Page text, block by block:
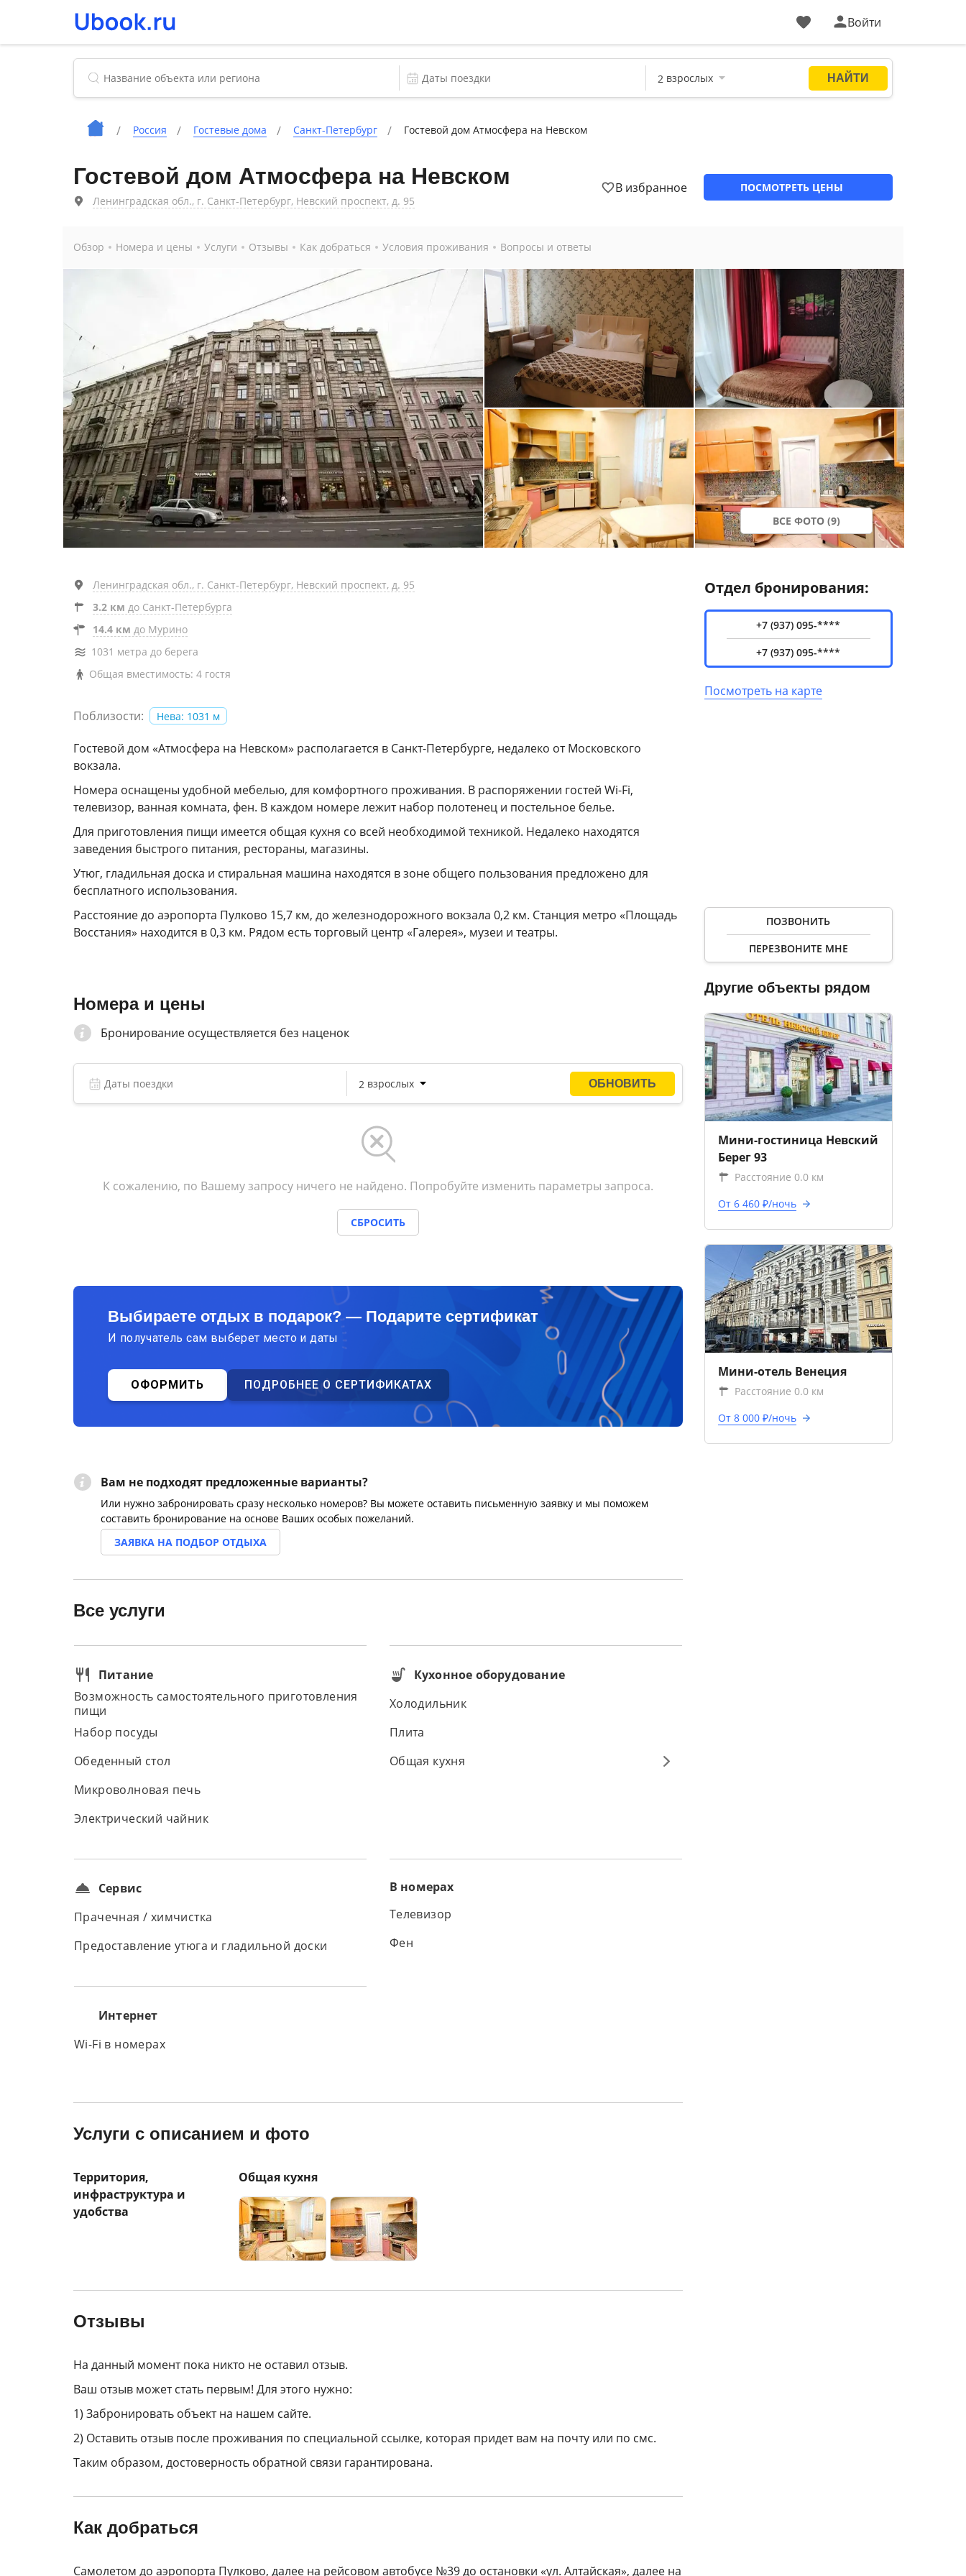
Войти
Россия Гостевые дома Санкт-Петербург Гостевой дом Атмосфера на Невском
Гостевой дом Атмосфера на Невском
Ленинградская обл., г. Санкт-Петербург, Невский проспект, д. 95
В избранное ПОСМОТРЕТЬ ЦЕНЫ
Обзор Номера и цены Услуги Отзывы Как добраться Условия проживания Вопросы и ответы
ВСЕ ФОТО (9)
Ленинградская обл., г. Санкт-Петербург, Невский проспект, д. 95
3.2 км до Санкт-Петербурга
14.4 км до Мурино
1031 метра до берега
Общая вместимость: 4 гостя
Поблизости: Нева: 1031 м
Гостевой дом «Атмосфера на Невском» располагается в Санкт-Петербурге, недалеко от Московского
вокзала.
Номера оснащены удобной мебелью, для комфортного проживания. В распоряжении гостей Wi-Fi,
телевизор, ванная комната, фен. В каждом номере лежит набор полотенец и постельное белье.
Для приготовления пищи имеется общая кухня со всей необходимой техникой. Недалеко находятся
заведения быстрого питания, рестораны, магазины.
Утюг, гладильная доска и стиральная машина находятся в зоне общего пользования предложено для
бесплатного использования.
Расстояние до аэропорта Пулково 15,7 км, до железнодорожного вокзала 0,2 км. Станция метро «Площадь
Восстания» находится в 0,3 км. Рядом есть торговый центр «Галерея», музеи и театры.
Номера и цены
Бронирование осуществляется без наценок
К сожалению, по Вашему запросу ничего не найдено. Попробуйте изменить параметры запроса.
СБРОСИТЬ
Выбираете отдых в подарок? — Подарите сертификат
И получатель сам выберет место и даты
ОФОРМИТЬ ПОДРОБНЕЕ О СЕРТИФИКАТАХ
Вам не подходят предложенные варианты?
Или нужно забронировать сразу несколько номеров? Вы можете оставить письменную заявку и мы поможем
составить бронирование на основе Ваших особых пожеланий.
ЗАЯВКА НА ПОДБОР ОТДЫХА
Все услуги
Питание
Возможность самостоятельного приготовления
пищи
Набор посуды
Обеденный стол
Микроволновая печь
Электрический чайник
Кухонное оборудование
Холодильник
Плита
Общая кухня
Сервис
Прачечная / химчистка
Предоставление утюга и гладильной доски
В номерах
Телевизор
Фен
Интернет
Wi-Fi в номерах
Услуги с описанием и фото
Территория,
инфраструктура и
удобства
Общая кухня
Отзывы
На данный момент пока никто не оставил отзыв.
Ваш отзыв может стать первым! Для этого нужно:
1) Забронировать объект на нашем сайте.
2) Оставить отзыв после проживания по специальной ссылке, которая придет вам на почту или по смс.
Таким образом, достоверность обратной связи гарантирована.
Как добраться
Самолетом до аэропорта Пулково, далее на рейсовом автобусе №39 до остановки «ул. Алтайская», далее на
Отдел бронирования:
+7 (937) 095-****
+7 (937) 095-****
Посмотреть на карте
ПОЗВОНИТЬ
ПЕРЕЗВОНИТЕ МНЕ
Другие объекты рядом
Мини-гостиница Невский
Берег 93
Расстояние 0.0 км
От 6 460 ₽/ночь
Мини-отель Венеция
Расстояние 0.0 км
От 8 000 ₽/ночь